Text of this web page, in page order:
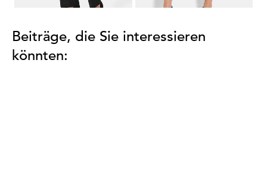
Beiträge, die Sie interessieren
könnten: